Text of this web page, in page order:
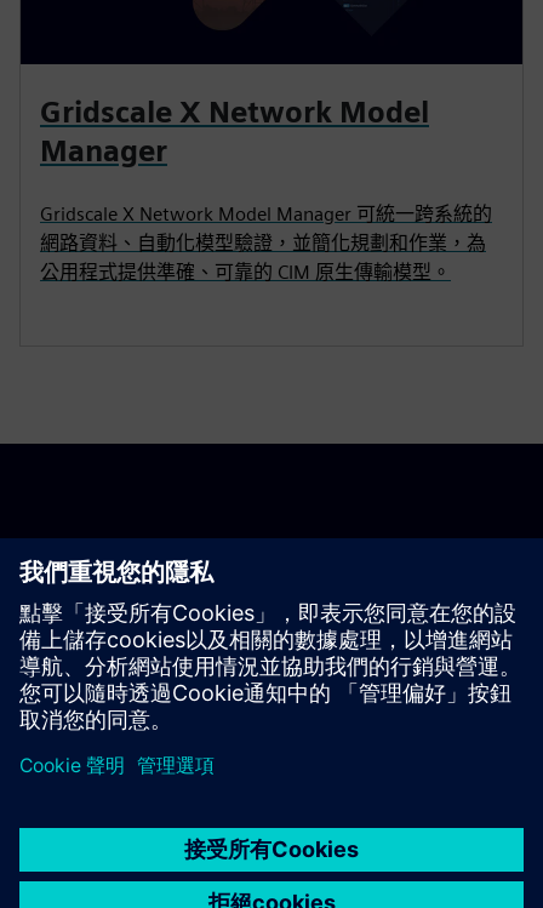
Gridscale X Network Model
Manager
Gridscale X Network Model Manager 可統一跨系統的
網路資料、自動化模型驗證，並簡化規劃和作業，為
公用程式提供準確、可靠的 CIM 原生傳輸模型。
開始使用
查看 PSS® E 每月訂閱